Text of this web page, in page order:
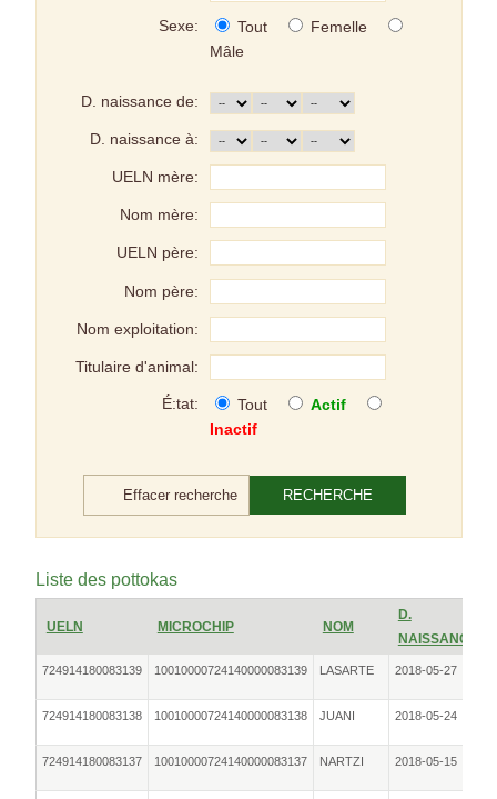
Sexe: Tout
Femelle
Mâle
D. naissance de:
D. naissance à:
UELN mère:
Nom mère:
UELN père:
Nom père:
Nom exploitation:
Titulaire d'animal:
É:tat: Tout
Actif
Inactif
Effacer recherche
Liste des pottokas
UELN MICROCHIP NOM
D.
NAISSANCE
724914180083139 10010000724140000083139 LASARTE 2018-05-27
724914180083138 10010000724140000083138 JUANI 2018-05-24
724914180083137 10010000724140000083137 NARTZI 2018-05-15